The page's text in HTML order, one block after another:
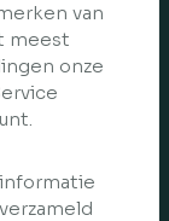
van
meest
onze